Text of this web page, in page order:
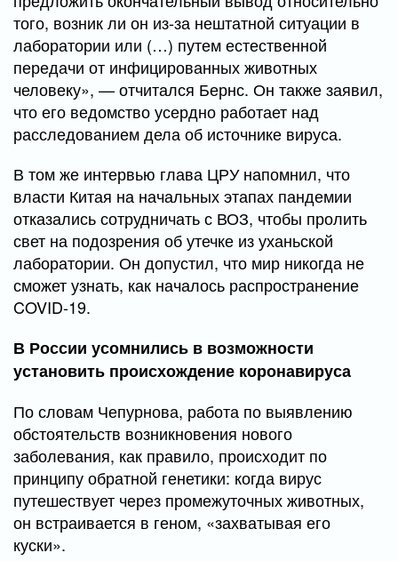
того, возник ли он из-за нештатной ситуации в
лаборатории или (…) путем естественной
передачи от инфицированных животных
человеку», — отчитался Бернс. Он также заявил,
что его ведомство усердно работает над
расследованием дела об источнике вируса.
В том же интервью глава ЦРУ напомнил, что
власти Китая на начальных этапах пандемии
отказались сотрудничать с ВОЗ, чтобы пролить
свет на подозрения об утечке из уханьской
лаборатории. Он допустил, что мир никогда не
сможет узнать, как началось распространение
COVID-19.
В России усомнились в возможности
установить происхождение коронавируса
По словам Чепурнова, работа по выявлению
обстоятельств возникновения нового
заболевания, как правило, происходит по
принципу обратной генетики: когда вирус
путешествует через промежуточных животных,
он встраивается в геном, «захватывая его
куски».